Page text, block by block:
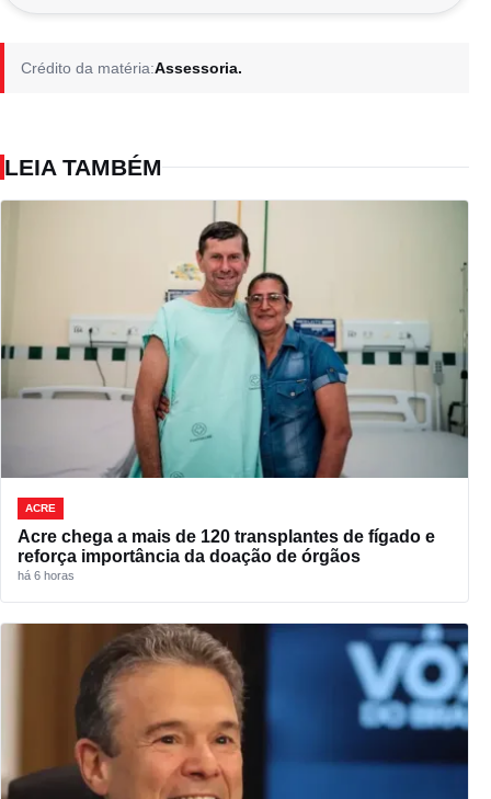
Crédito da matéria:Assessoria.
LEIA TAMBÉM
ACRE
Acre chega a mais de 120 transplantes de fígado e
reforça importância da doação de órgãos
há 6 horas